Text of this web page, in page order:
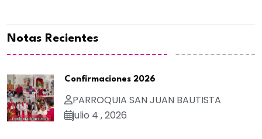
Notas Recientes
Confirmaciones 2026
PARROQUIA SAN JUAN BAUTISTA
julio 4 , 2026